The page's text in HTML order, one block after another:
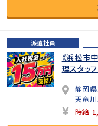
派遣社員
《浜松市
理スタッ
静岡
天竜
時給